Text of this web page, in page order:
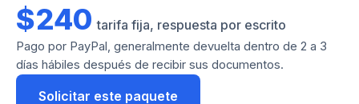
$240 tarifa fija, respuesta por escrito
Pago por PayPal, generalmente devuelta dentro de 2 a 3
días hábiles después de recibir sus documentos.
Solicitar este paquete